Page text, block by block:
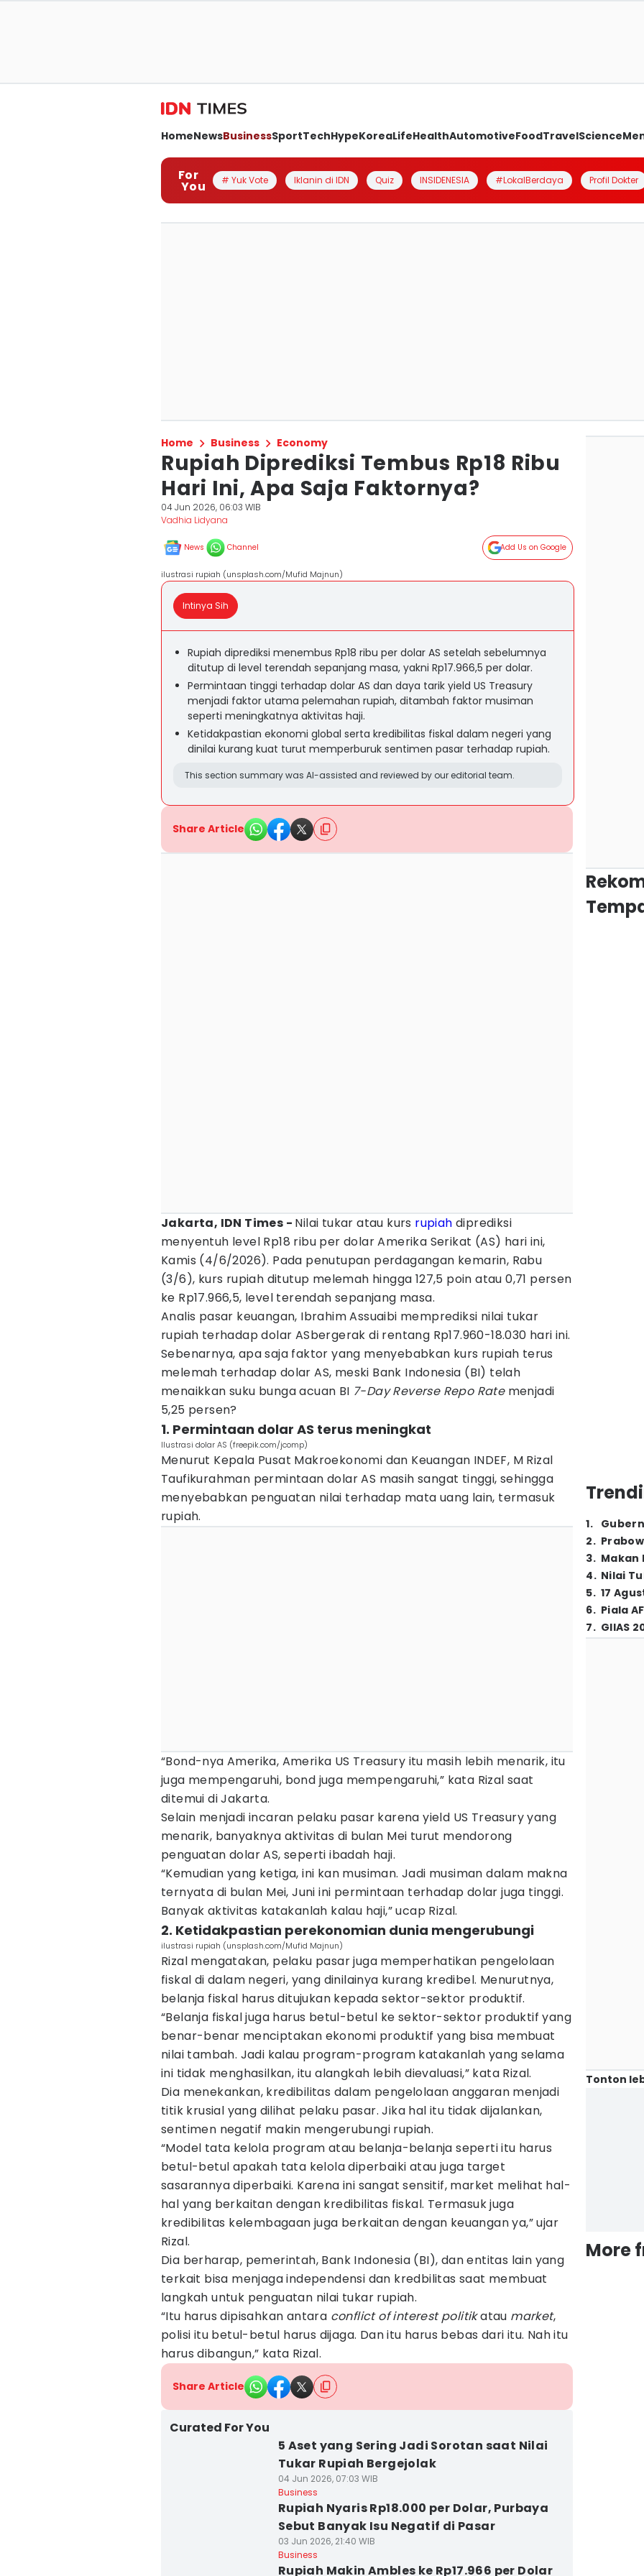
HomeNewsBusinessSportTechHypeKoreaLifeHealthAutomotiveFoodTravelScience
For
You # Yuk Vote Iklanin di IDN Quiz INSIDENESIA #LokalBerdaya Profil Dokter
Home Business Economy
Rupiah Diprediksi Tembus Rp18 Ribu
Hari Ini, Apa Saja Faktornya?
04 Jun 2026, 06:03 WIB
Vadhia Lidyana
News Channel Add Us on Google
ilustrasi rupiah (unsplash.com/Mufid Majnun)
Intinya Sih
Rupiah diprediksi menembus Rp18 ribu per dolar AS setelah sebelumnya
ditutup di level terendah sepanjang masa, yakni Rp17.966,5 per dolar.
Permintaan tinggi terhadap dolar AS dan daya tarik yield US Treasury
menjadi faktor utama pelemahan rupiah, ditambah faktor musiman
seperti meningkatnya aktivitas haji.
Ketidakpastian ekonomi global serta kredibilitas fiskal dalam negeri yang
dinilai kurang kuat turut memperburuk sentimen pasar terhadap rupiah.
This section summary was AI-assisted and reviewed by our editorial team.
Share Article
Jakarta, IDN Times - Nilai tukar atau kurs rupiah diprediksi
menyentuh level Rp18 ribu per dolar Amerika Serikat (AS) hari ini,
Kamis (4/6/2026). Pada penutupan perdagangan kemarin, Rabu
(3/6), kurs rupiah ditutup melemah hingga 127,5 poin atau 0,71 persen
ke Rp17.966,5, level terendah sepanjang masa.
Analis pasar keuangan, Ibrahim Assuaibi memprediksi nilai tukar
rupiah terhadap dolar ASbergerak di rentang Rp17.960-18.030 hari ini.
Sebenarnya, apa saja faktor yang menyebabkan kurs rupiah terus
melemah terhadap dolar AS, meski Bank Indonesia (BI) telah
menaikkan suku bunga acuan BI 7-Day Reverse Repo Ratemenjadi
5,25 persen?
1. Permintaan dolar AS terus meningkat
Ilustrasi dolar AS (freepik.com/jcomp)
Menurut Kepala Pusat Makroekonomi dan Keuangan INDEF, M Rizal
Taufikurahman permintaan dolar AS masih sangat tinggi, sehingga
menyebabkan penguatan nilai terhadap mata uang lain, termasuk
rupiah.
“Bond-nya Amerika, Amerika US Treasury itu masih lebih menarik, itu
juga mempengaruhi, bond juga mempengaruhi,” kata Rizal saat
ditemui di Jakarta.
Selain menjadi incaran pelaku pasar karena yield US Treasury yang
menarik, banyaknya aktivitas di bulan Mei turut mendorong
penguatan dolar AS, seperti ibadah haji.
“Kemudian yang ketiga, ini kan musiman. Jadi musiman dalam makna
ternyata di bulan Mei, Juni ini permintaan terhadap dolar juga tinggi.
Banyak aktivitas katakanlah kalau haji,” ucap Rizal.
2. Ketidakpastian perekonomian dunia mengerubungi
ilustrasi rupiah (unsplash.com/Mufid Majnun)
Rizal mengatakan, pelaku pasar juga memperhatikan pengelolaan
fiskal di dalam negeri, yang dinilainya kurang kredibel. Menurutnya,
belanja fiskal harus ditujukan kepada sektor-sektor produktif.
“Belanja fiskal juga harus betul-betul ke sektor-sektor produktif yang
benar-benar menciptakan ekonomi produktif yang bisa membuat
nilai tambah. Jadi kalau program-program katakanlah yang selama
ini tidak menghasilkan, itu alangkah lebih dievaluasi,” kata Rizal.
Dia menekankan, kredibilitas dalam pengelolaan anggaran menjadi
titik krusial yang dilihat pelaku pasar. Jika hal itu tidak dijalankan,
sentimen negatif makin mengerubungi rupiah.
“Model tata kelola program atau belanja-belanja seperti itu harus
betul-betul apakah tata kelola diperbaiki atau juga target
sasarannya diperbaiki. Karena ini sangat sensitif, market melihat hal-
hal yang berkaitan dengan kredibilitas fiskal. Termasuk juga
kredibilitas kelembagaan juga berkaitan dengan keuangan ya,” ujar
Rizal.
Dia berharap, pemerintah, Bank Indonesia (BI), dan entitas lain yang
terkait bisa menjaga independensi dan kredbilitas saat membuat
langkah untuk penguatan nilai tukar rupiah.
“Itu harus dipisahkan antara conflict of interest politikatau market,
polisi itu betul-betul harus dijaga. Dan itu harus bebas dari itu. Nah itu
harus dibangun,” kata Rizal.
Share Article
Curated For You
5 Aset yang Sering Jadi Sorotan saat Nilai
Tukar Rupiah Bergejolak
04 Jun 2026, 07:03 WIB
Business
Rupiah Nyaris Rp18.000 per Dolar, Purbaya
Sebut Banyak Isu Negatif di Pasar
03 Jun 2026, 21:40 WIB
Business
Rupiah Makin Ambles ke Rp17.966 per Dolar
1.
2.
3. Makan
4. Nilai
5. 17
6. Piala
7. GIIAS
Tonton
More